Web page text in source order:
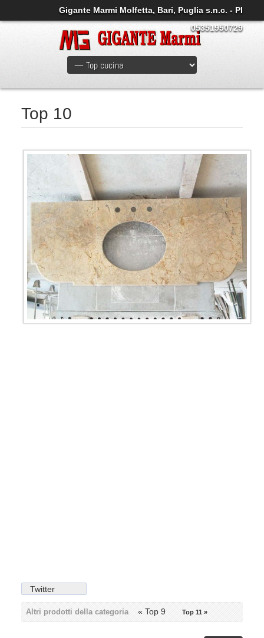
Gigante Marmi Molfetta, Bari, Puglia s.n.c. - PI
05351950729
Top 10
Twitter
Altri prodotti della categoria « Top 9 Top 11 »